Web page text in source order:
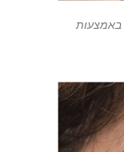
באמצעות